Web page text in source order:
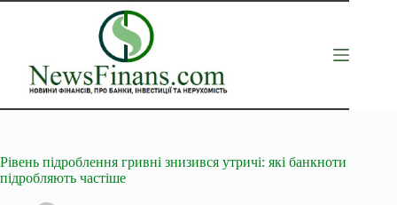
Перейти
Рівень підроблення гривні знизився утричі: які банкноти
підробляють частіше